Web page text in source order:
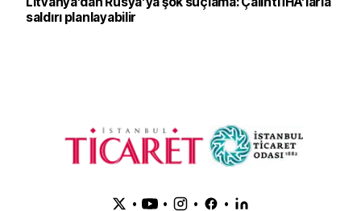
saldırı planlayabilir
• • • •